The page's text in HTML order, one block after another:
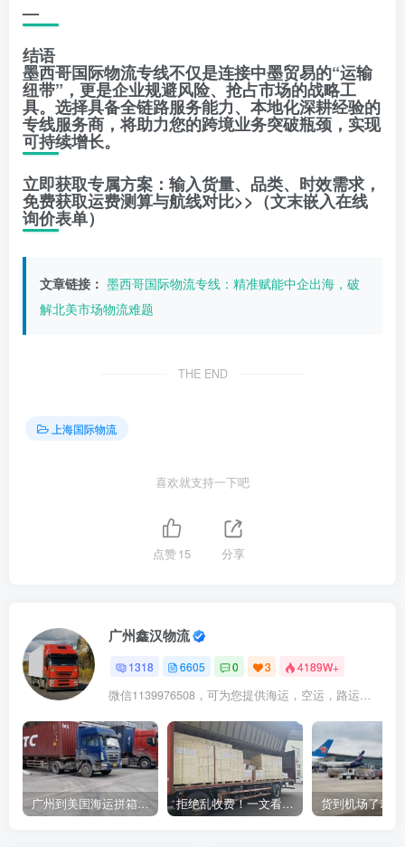
—
结语
墨西哥国际物流专线不仅是连接中墨贸易的“运输
纽带”，更是企业规避风险、抢占市场的战略工
具。选择具备全链路服务能力、本地化深耕经验的
专线服务商，将助力您的跨境业务突破瓶颈，实现
可持续增长。
立即获取专属方案：输入货量、品类、时效需求，
免费获取运费测算与航线对比>>（文末嵌入在线
询价表单）
文章链接： 墨西哥国际物流专线：精准赋能中企出海，破
解北美市场物流难题
THE END
上海国际物流
喜欢就支持一下吧
点赞15 分享
广州鑫汉物流
1318 6605 0 3 4189W+
微信1139976508，可为您提供海运，空运，路运，铁路运输
广州到美国海运拼箱多少钱？2024年最新运费构成+隐藏费用避坑指南 拒绝乱收费！一文看懂中国货代计费套路，教你避开所有隐形坑